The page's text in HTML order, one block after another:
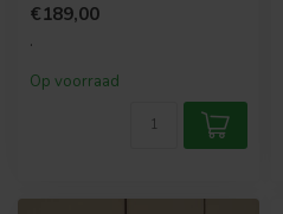
lamp he...
€189,00
.
Op voorraad